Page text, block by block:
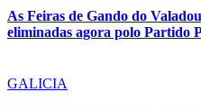
As Feiras de Gando do
eliminadas agora polo Partido
GALICIA